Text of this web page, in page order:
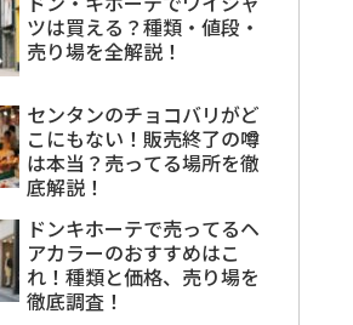
ツは買える？種類・値段・
売り場を全解説！
センタンのチョコバリがど
こにもない！販売終了の噂
は本当？売ってる場所を徹
底解説！
ドンキホーテで売ってるヘ
アカラーのおすすめはこ
れ！種類と価格、売り場を
徹底調査！